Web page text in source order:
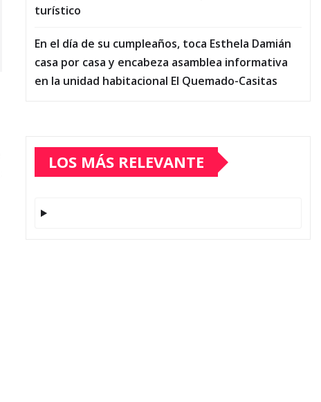
turístico
En el día de su cumpleaños, toca Esthela Damián
casa por casa y encabeza asamblea informativa
en la unidad habitacional El Quemado-Casitas
LOS MÁS RELEVANTE